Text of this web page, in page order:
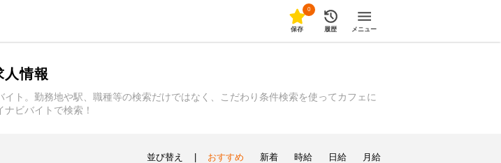
0
保存 履歴 メニュー
人情報
ト。勤務地や駅、職種等の検索だけではなく、こだわり条件検索を使ってカフェに
ビバイトで検索！
並び替え おすすめ 新着 時給 日給 月給